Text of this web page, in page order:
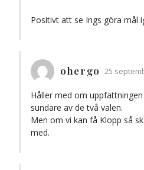
Positivt att se Ings göra mål
ohergo 25
Håller med om
sundare av de två valen.
Men om vi kan få Klopp så
med.